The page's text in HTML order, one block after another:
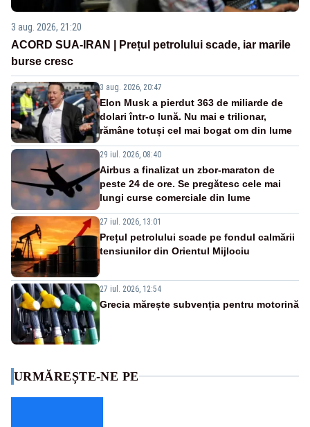
3 aug. 2026, 21:20
ACORD SUA-IRAN | Prețul petrolului scade, iar marile
burse cresc
3 aug. 2026, 20:47
Elon Musk a pierdut 363 de miliarde de
dolari într-o lună. Nu mai e trilionar,
rămâne totuși cel mai bogat om din lume
29 iul. 2026, 08:40
Airbus a finalizat un zbor-maraton de
peste 24 de ore. Se pregătesc cele mai
lungi curse comerciale din lume
27 iul. 2026, 13:01
Prețul petrolului scade pe fondul calmării
tensiunilor din Orientul Mijlociu
27 iul. 2026, 12:54
Grecia mărește subvenția pentru motorină
URMĂREȘTE-NE PE